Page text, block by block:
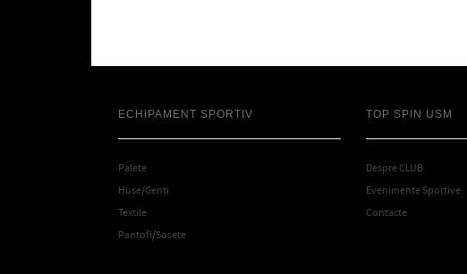
ECHIPAMENT SPORTIV
Palete
Huse/Genti
Textile
Pantofi/Sosete
TOP SPIN USM
Despre CLUB
Evenimente Sportive
Contacte